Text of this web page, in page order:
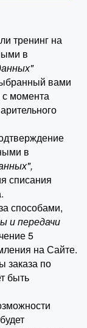
тренинг на
в
вами
момента
в
,
списания
способами,
и передачи
5
на Сайте.
заказа по
быть